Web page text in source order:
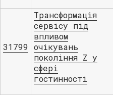
31799
Трансформація
сервісу під
впливом
очікувань
покоління Z у
сфері
гостинності